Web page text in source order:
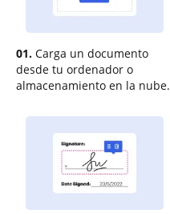
01. Carga un documento
desde tu ordenador o
almacenamiento en la nube.